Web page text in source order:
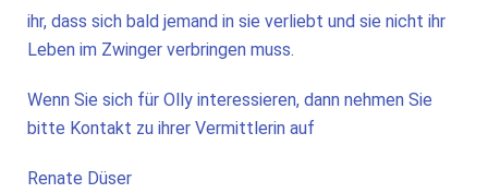
ihr, dass sich bald jemand in sie verliebt und sie nicht ihr
Leben im Zwinger verbringen muss.
Wenn Sie sich für Olly interessieren, dann nehmen Sie
bitte Kontakt zu ihrer Vermittlerin auf
Renate Düser